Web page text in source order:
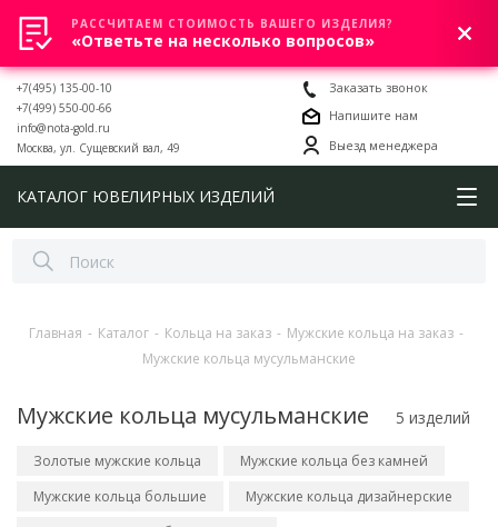
0
+7(495) 135-00-10
+7(499) 550-00-66
info@nota-gold.ru
Москва, ул. Сущевский вал, 49
Заказать звонок
Напишите нам
Выезд менеджера
КАТАЛОГ ЮВЕЛИРНЫХ ИЗДЕЛИЙ
Главная - Каталог - Кольца на заказ - Мужские кольца на заказ -
Мужские кольца мусульманские
Мужские кольца мусульманские 5 изделий
Золотые мужские кольца
Мужские кольца без камней
Мужские кольца большие
Мужские кольца дизайнерские
РАССЧИТАЕМ СТОИМОСТЬ ВАШЕГО ИЗДЕЛИЯ?
«Ответьте на несколько вопросов»